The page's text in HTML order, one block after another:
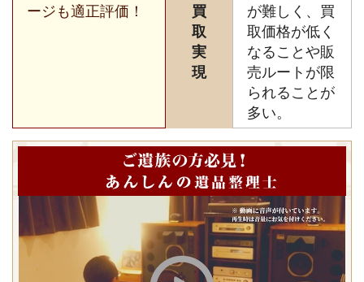
ージも適正評価！
買
取
実
現
が難しく、買
取価格が低く
なることや販
売ルートが限
られることが
多い。